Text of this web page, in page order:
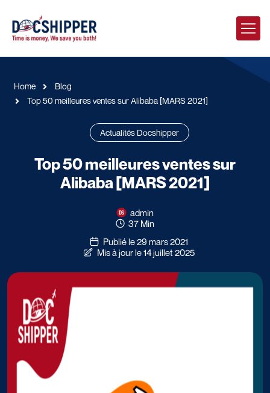
Home
Blog
Top 50 meilleures ventes sur Alibaba [MARS 2021]
Actualités Docshipper
Top 50 meilleures ventes sur
Alibaba [MARS 2021]
admin
37 Min
Publié le 29 mars 2021
Mis à jour le 14 juillet 2025